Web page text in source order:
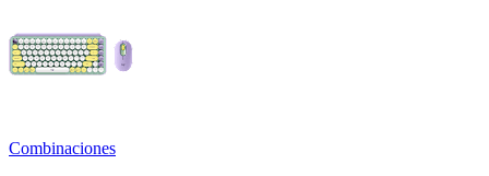
Combinaciones